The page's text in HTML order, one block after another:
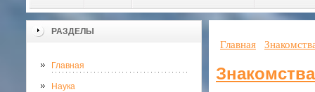
РАЗДЕЛЫ
Главная
Наука
Главная